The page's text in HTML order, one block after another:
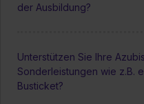
der Ausbildung?
Unterstützen Sie Ihre
Sonderleistungen wie z.B.
Busticket?